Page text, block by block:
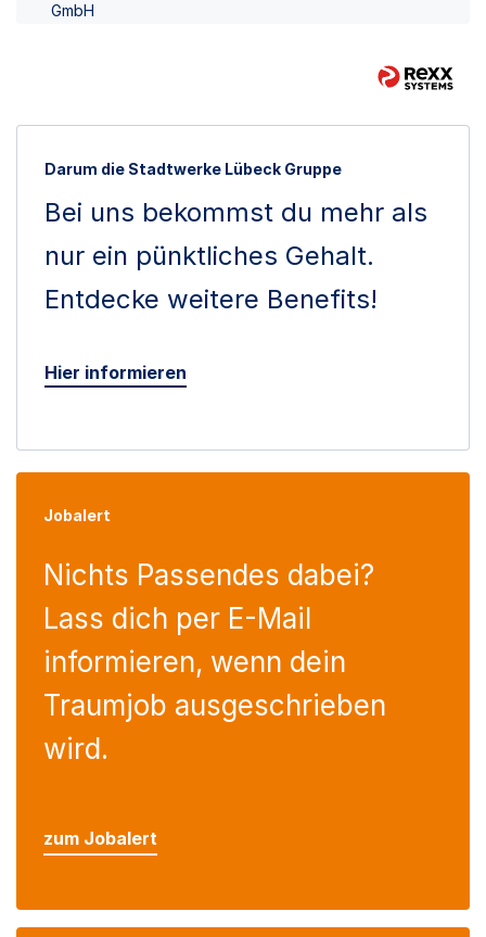
GmbH
Darum die Stadtwerke Lübeck Gruppe
Bei uns bekommst du mehr als
nur ein pünktliches Gehalt.
Entdecke weitere Benefits!
Hier informieren
Jobalert
Nichts Passendes dabei?
Lass dich per E-Mail
informieren, wenn dein
Traumjob ausgeschrieben
wird.
zum Jobalert